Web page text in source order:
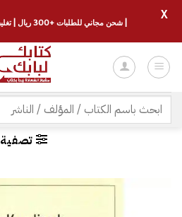
للمحتوى
البحث
عن:
تصفية
| شحن مجاني للطلبات +300 ريال | تغليف مجاني للطلبات +150 ريال |
X